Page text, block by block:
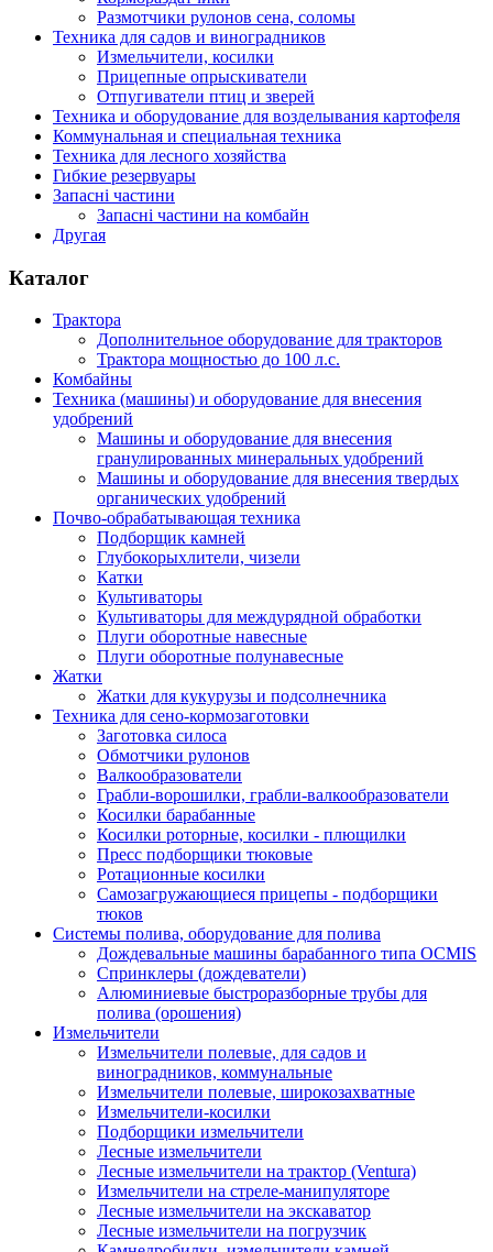
Размотчики рулонов сена, соломы
Техника для садов и виноградников
Измельчители, косилки
Прицепные опрыскиватели
Отпугиватели птиц и зверей
Техника и оборудование для возделывания картофеля
Коммунальная и специальная техника
Техника для лесного хозяйства
Гибкие резервуары
Запасні частини
Запасні частини на комбайн
Другая
Каталог
Трактора
Дополнительное оборудование для тракторов
Трактора мощностью до 100 л.с.
Комбайны
Техника (машины) и оборудование для внесения
удобрений
Машины и оборудование для внесения
гранулированных минеральных удобрений
Машины и оборудование для внесения твердых
органических удобрений
Почво-обрабатывающая техника
Подборщик камней
Глубокорыхлители, чизели
Катки
Культиваторы
Культиваторы для междурядной обработки
Плуги оборотные навесные
Плуги оборотные полунавесные
Жатки
Жатки для кукурузы и подсолнечника
Техника для сено-кормозаготовки
Заготовка силоса
Обмотчики рулонов
Валкообразователи
Грабли-ворошилки, грабли-валкообразователи
Косилки барабанные
Косилки роторные, косилки - плющилки
Пресс подборщики тюковые
Ротационные косилки
Самозагружающиеся прицепы - подборщики
тюков
Системы полива, оборудование для полива
Дождевальные машины барабанного типа OCMIS
Спринклеры (дождеватели)
Алюминиевые быстроразборные трубы для
полива (орошения)
Измельчители
Измельчители полевые, для садов и
виноградников, коммунальные
Измельчители полевые, широкозахватные
Измельчители-косилки
Подборщики измельчители
Лесные измельчители
Лесные измельчители на трактор (Ventura)
Измельчители на стреле-манипуляторе
Лесные измельчители на экскаватор
Лесные измельчители на погрузчик